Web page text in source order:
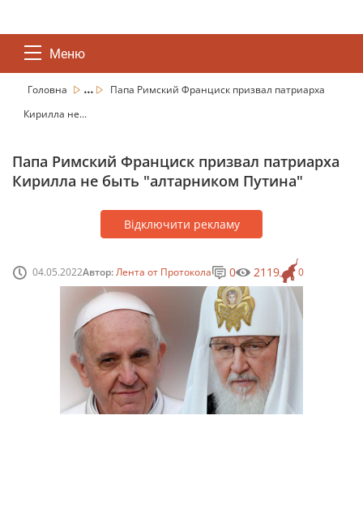
Меню
Головна ...
Папа Римский Франциск призвал патриарха
Кирилла не...
Папа Римский Франциск призвал патриарха
Кирилла не быть "алтарником Путина"
Відключити рекламу
04.05.2022Автор:Лента от Протокола 0
0 2119